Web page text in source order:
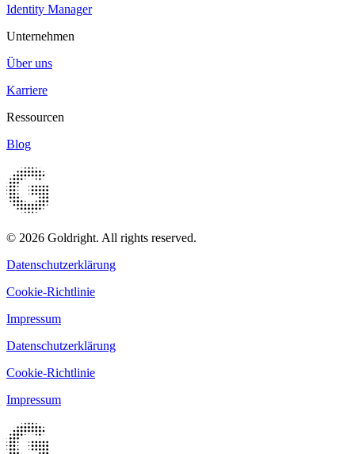
Identity Manager
Unternehmen
Über uns
Karriere
Ressourcen
Blog
© 2026 Goldright. All rights reserved.
Datenschutzerklärung
Cookie-Richtlinie
Impressum
Datenschutzerklärung
Cookie-Richtlinie
Impressum